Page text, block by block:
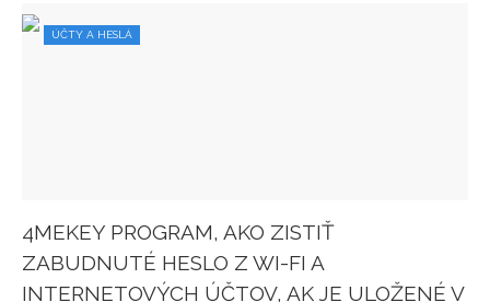
ÚČTY A HESLÁ
4MEKEY PROGRAM, AKO ZISTIŤ
ZABUDNUTÉ HESLO Z WI-FI A
INTERNETOVÝCH ÚČTOV, AK JE ULOŽENÉ V